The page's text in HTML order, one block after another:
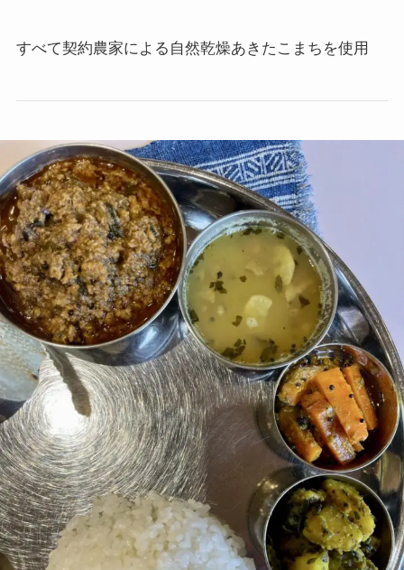
すべて契約農家による自然乾燥あきたこまちを使用